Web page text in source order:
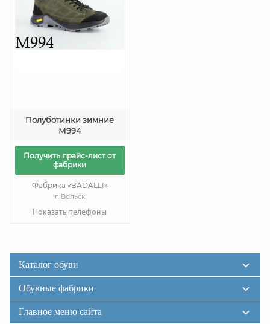
Полуботинки зимние
М994
Получить прайс-лист от
фабрики
Фабрика «BADALLI»
г. Вольск
Показать телефоны
Каталог обуви
Обувные фабрики
Главное меню сайта